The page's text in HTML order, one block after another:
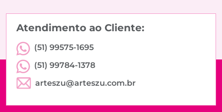
Atendimento ao Cliente:
(51) 99575-1695
(51) 99784-1378
arteszu@arteszu.com.br